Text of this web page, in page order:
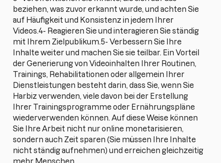
beziehen, was zuvor erkannt wurde, und achten Sie
auf Häufigkeit und Konsistenz in jedem Ihrer
Videos.4- Reagieren Sie und interagieren Sie ständig
mit Ihrem Zielpublikum.5- Verbessern Sie Ihre
Inhalte weiter und machen Sie sie teilbar. Ein Vorteil
der Generierung von Videoinhalten Ihrer Routinen,
Trainings, Rehabilitationen oder allgemein Ihrer
Dienstleistungen besteht darin, dass Sie, wenn Sie
Harbiz verwenden, viele davon bei der Erstellung
Ihrer Trainingsprogramme oder Ernährungspläne
wiederverwenden können. Auf diese Weise können
Sie Ihre Arbeit nicht nur online monetarisieren,
sondern auch Zeit sparen (Sie müssen Ihre Inhalte
nicht ständig aufnehmen) und erreichen gleichzeitig
mehr Menschen.